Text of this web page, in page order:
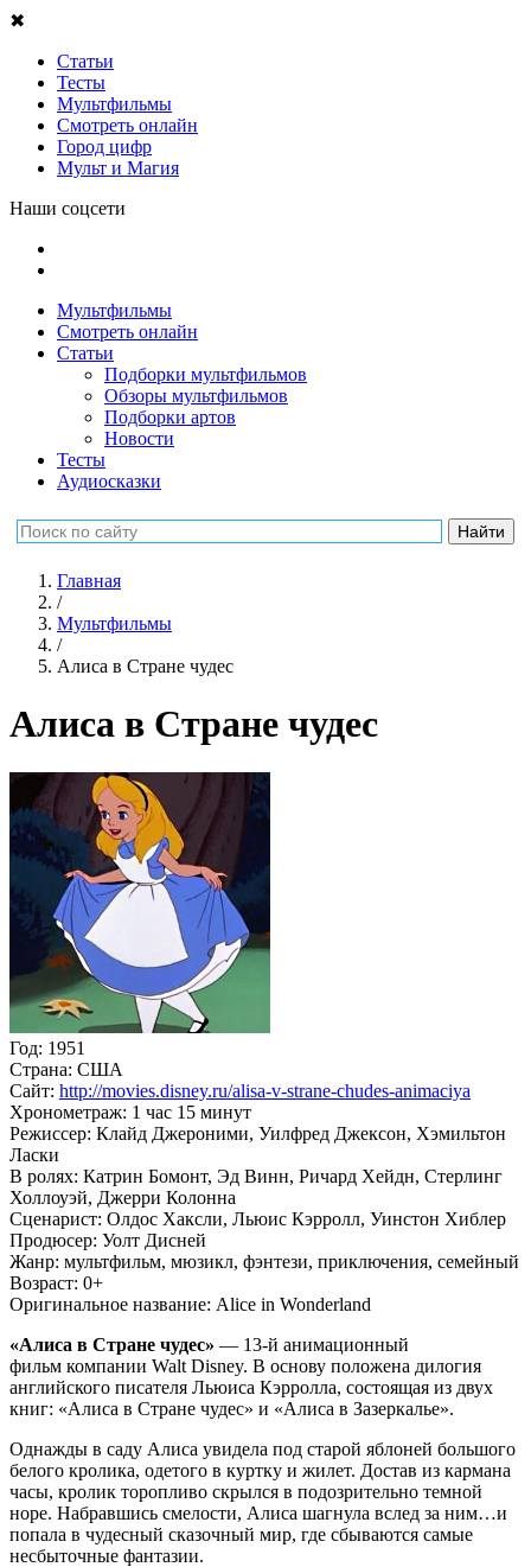
✖
Статьи
Тесты
Мультфильмы
Смотреть онлайн
Город цифр
Мульт и Магия
Наши соцсети
Мультфильмы
Смотреть онлайн
Статьи
Подборки мультфильмов
Обзоры мультфильмов
Подборки артов
Новости
Тесты
Аудиосказки
Главная
/
Мультфильмы
/
Алиса в Стране чудес
Алиса в Стране чудес
Год: 1951
Страна: США
Сайт: http://movies.disney.ru/alisa-v-strane-chudes-animaciya
Хронометраж: 1 час 15 минут
Режиссер: Клайд Джероними, Уилфред Джексон, Хэмильтон
Ласки
В ролях: Катрин Бомонт, Эд Винн, Ричард Хейдн, Стерлинг
Холлоуэй, Джерри Колонна
Сценарист: Олдос Хаксли, Льюис Кэрролл, Уинстон Хиблер
Продюсер: Уолт Дисней
Жанр: мультфильм, мюзикл, фэнтези, приключения, семейный
Возраст: 0+
Оригинальное название: Alice in Wonderland
«Алиса в Стране чудес» — 13-й анимационный
фильм компании Walt Disney. В основу положена дилогия
английского писателя Льюиса Кэрролла, состоящая из двух
книг: «Алиса в Стране чудес» и «Алиса в Зазеркалье».
Однажды в саду Алиса увидела под старой яблоней большого
белого кролика, одетого в куртку и жилет. Достав из кармана
часы, кролик торопливо скрылся в подозрительно темной
норе. Набравшись смелости, Алиса шагнула вслед за ним…и
попала в чудесный сказочный мир, где сбываются самые
несбыточные фантазии.